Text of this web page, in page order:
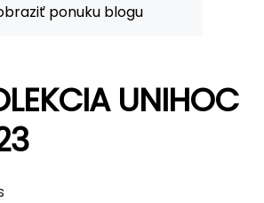
ponuku blogu
UNIHOC